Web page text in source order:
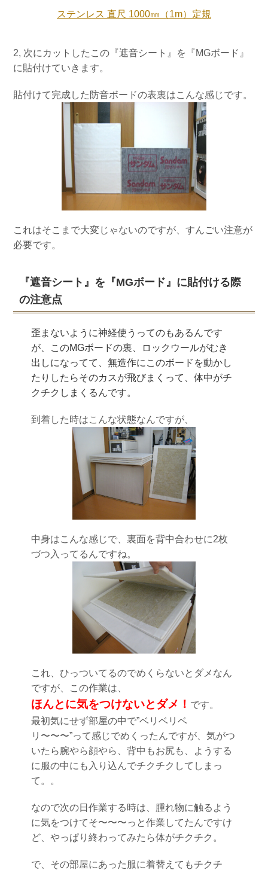
ステンレス 直尺 1000㎜（1m）定規
2, 次にカットしたこの『遮音シート』を『MGボード』
に貼付けていきます。
貼付けて完成した防音ボードの表裏はこんな感じです。
これはそこまで大変じゃないのですが、すんごい注意が
必要です。
『遮音シート』を『MGボード』に貼付ける際
の注意点
歪まないように神経使うってのもあるんです
が、このMGボードの裏、ロックウールがむき
出しになってて、無造作にこのボードを動かし
たりしたらそのカスが飛びまくって、体中がチ
クチクしまくるんです。
到着した時はこんな状態なんですが、
中身はこんな感じで、裏面を背中合わせに2枚
づつ入ってるんですね。
これ、ひっついてるのでめくらないとダメなん
ですが、この作業は、
ほんとに気をつけないとダメ！ です。
最初気にせず部屋の中で”ベリベリベ
リ〜〜〜”って感じでめくったんですが、気がつ
いたら腕やら顔やら、背中もお尻も、ようする
に服の中にも入り込んでチクチクしてしまっ
て。。
なので次の日作業する時は、腫れ物に触るよう
に気をつけてそ〜〜〜っと作業してたんですけ
ど、やっぱり終わってみたら体がチクチク。
で、その部屋にあった服に着替えてもチクチ